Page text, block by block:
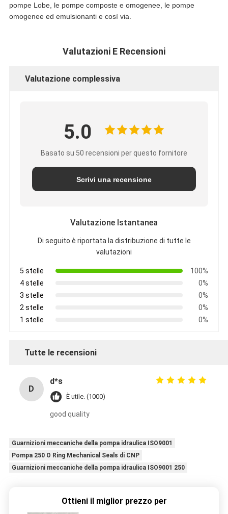
pompe Lobe, le pompe composte e omogenee, le pompe
omogenee ed emulsionanti e così via.
Valutazioni E Recensioni
Valutazione complessiva
5.0
Basato su 50 recensioni per questo fornitore
Scrivi una recensione
Valutazione Istantanea
Di seguito è riportata la distribuzione di tutte le
valutazioni
5 stelle
100%
4 stelle
0%
3 stelle
0%
2 stelle
0%
1 stelle
0%
Tutte le recensioni
D
d*s
È utile. (1000)
good quality
Guarnizioni meccaniche della pompa idraulica ISO9001
Pompa 250 O Ring Mechanical Seals di CNP
Guarnizioni meccaniche della pompa idraulica ISO9001 250
Ottieni il miglior prezzo per